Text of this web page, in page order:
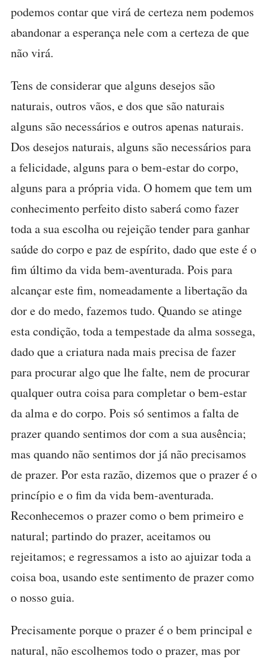
podemos contar que virá de certeza nem podemos
abandonar a esperança nele com a certeza de que
não virá.
Tens de considerar que alguns desejos são
naturais, outros vãos, e dos que são naturais
alguns são necessários e outros apenas naturais.
Dos desejos naturais, alguns são necessários para
a felicidade, alguns para o bem-estar do corpo,
alguns para a própria vida. O homem que tem um
conhecimento perfeito disto saberá como fazer
toda a sua escolha ou rejeição tender para ganhar
saúde do corpo e paz de espírito, dado que este é o
fim último da vida bem-aventurada. Pois para
alcançar este fim, nomeadamente a libertação da
dor e do medo, fazemos tudo. Quando se atinge
esta condição, toda a tempestade da alma sossega,
dado que a criatura nada mais precisa de fazer
para procurar algo que lhe falte, nem de procurar
qualquer outra coisa para completar o bem-estar
da alma e do corpo. Pois só sentimos a falta de
prazer quando sentimos dor com a sua ausência;
mas quando não sentimos dor já não precisamos
de prazer. Por esta razão, dizemos que o prazer é o
princípio e o fim da vida bem-aventurada.
Reconhecemos o prazer como o bem primeiro e
natural; partindo do prazer, aceitamos ou
rejeitamos; e regressamos a isto ao ajuizar toda a
coisa boa, usando este sentimento de prazer como
o nosso guia.
Precisamente porque o prazer é o bem principal e
natural, não escolhemos todo o prazer, mas por